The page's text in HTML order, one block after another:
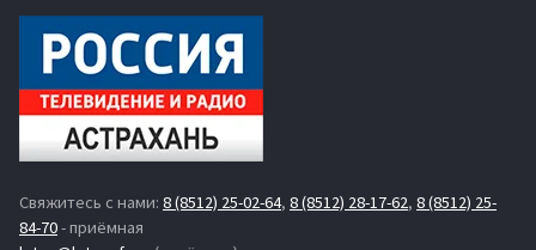
Свяжитесь с нами: 8 (8512) 25-02-64, 8 (8512) 28-17-62, 8 (8512) 25-
84-70- приёмная